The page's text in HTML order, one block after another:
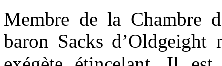
Membre de la Chambre
baron Sacks d’Oldgeight